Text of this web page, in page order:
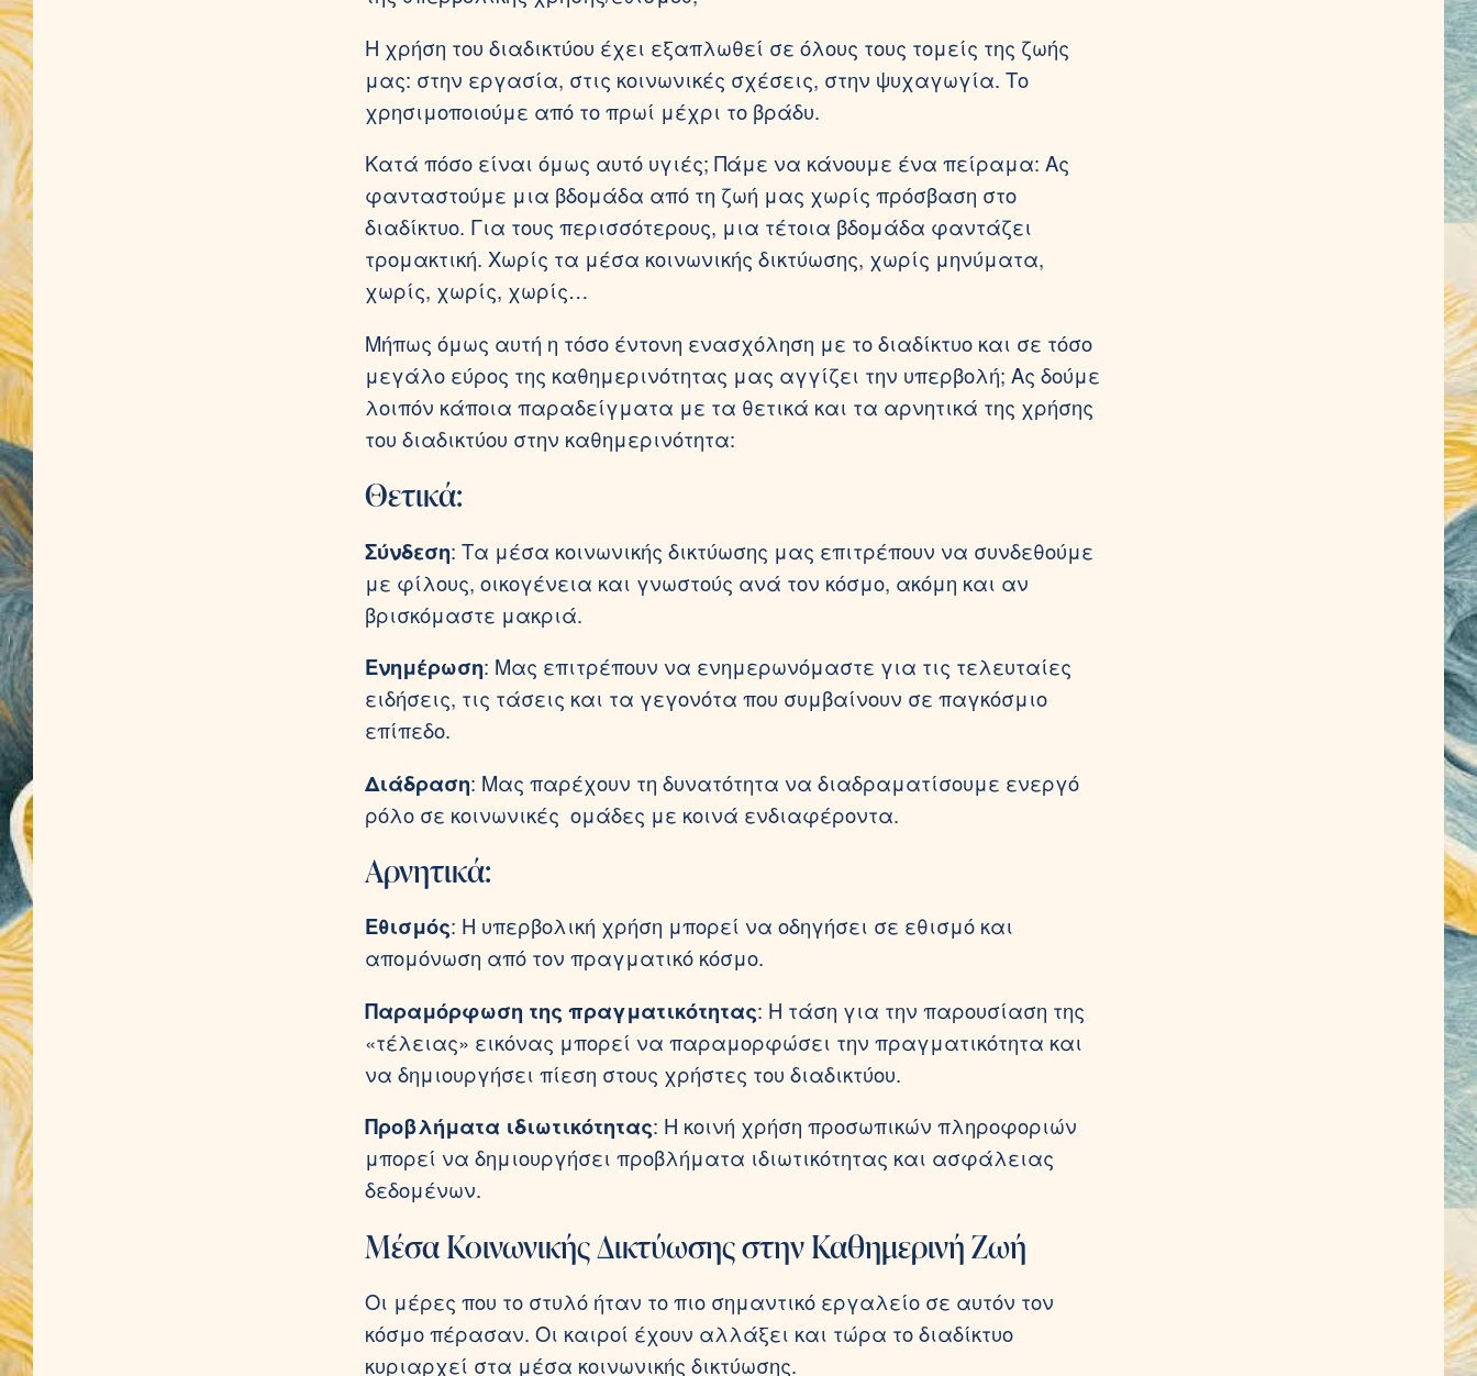
Η χρήση του διαδικτύου έχει εξαπλωθεί σε όλους τους τομείς της ζωής
μας: στην εργασία, στις κοινωνικές σχέσεις, στην ψυχαγωγία. Το
χρησιμοποιούμε από το πρωί μέχρι το βράδυ.
Κατά πόσο είναι όμως αυτό υγιές; Πάμε να κάνουμε ένα πείραμα: Ας
φανταστούμε μια βδομάδα από τη ζωή μας χωρίς πρόσβαση στο
διαδίκτυο. Για τους περισσότερους, μια τέτοια βδομάδα φαντάζει
τρομακτική. Χωρίς τα μέσα κοινωνικής δικτύωσης, χωρίς μηνύματα,
χωρίς, χωρίς, χωρίς…
Μήπως όμως αυτή η τόσο έντονη ενασχόληση με το διαδίκτυο και σε τόσο
μεγάλο εύρος της καθημερινότητας μας αγγίζει την υπερβολή; Ας δούμε
λοιπόν κάποια παραδείγματα με τα θετικά και τα αρνητικά της χρήσης
του διαδικτύου στην καθημερινότητα:
Θετικά:
Σύνδεση: Τα μέσα κοινωνικής δικτύωσης μας επιτρέπουν να συνδεθούμε
με φίλους, οικογένεια και γνωστούς ανά τον κόσμο, ακόμη και αν
βρισκόμαστε μακριά.
Ενημέρωση: Μας επιτρέπουν να ενημερωνόμαστε για τις τελευταίες
ειδήσεις, τις τάσεις και τα γεγονότα που συμβαίνουν σε παγκόσμιο
επίπεδο.
Διάδραση: Μας παρέχουν τη δυνατότητα να διαδραματίσουμε ενεργό
ρόλο σε κοινωνικές ομάδες με κοινά ενδιαφέροντα.
Αρνητικά:
Εθισμός: Η υπερβολική χρήση μπορεί να οδηγήσει σε εθισμό και
απομόνωση από τον πραγματικό κόσμο.
Παραμόρφωση της πραγματικότητας: Η τάση για την παρουσίαση της
«τέλειας» εικόνας μπορεί να παραμορφώσει την πραγματικότητα και
να δημιουργήσει πίεση στους χρήστες του διαδικτύου.
Προβλήματα ιδιωτικότητας: Η κοινή χρήση προσωπικών πληροφοριών
μπορεί να δημιουργήσει προβλήματα ιδιωτικότητας και ασφάλειας
δεδομένων.
Μέσα Κοινωνικής Δικτύωσης στην Καθημερινή Ζωή
Οι μέρες που το στυλό ήταν το πιο σημαντικό εργαλείο σε αυτόν τον
κόσμο πέρασαν. Οι καιροί έχουν αλλάξει και τώρα το διαδίκτυο
κυριαρχεί στα μέσα κοινωνικής δικτύωσης.